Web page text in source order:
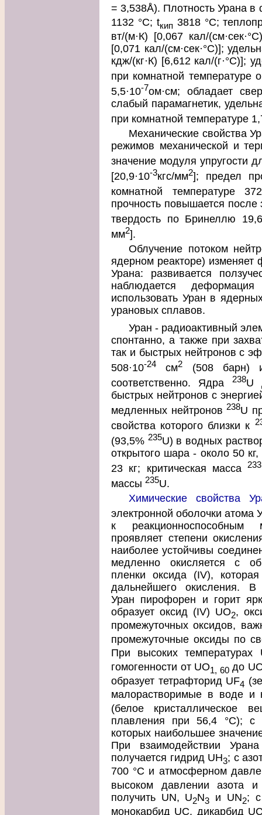
= 3,538Å). Плотность Урана
1132 °С; tкип 3818 °С;
вт/(м·К) [0,067 кал/
[0,071 кал/(см·сек·°С)];
кдж/(кг·К) [6,612 кал/(г·°С)];
при комнатной температуре
5,5·10-7ом·см; обладает
слабый парамагнетик,
при комнатной температуре
Механические свойства
режимов механической и
значение модуля упругости
[20,9·10-3кгс/мм2]; предел
комнатной температуре
прочность повышается
твердость по Бринеллю
мм2].
Облучение потоком
ядерном реакторе) изменяет
Урана: развивается
наблюдается
использовать Уран в
урановых сплавов.
Уран - радиоактивный
спонтанно, а также при
так и быстрых нейтронов с
508·10-24 см2
(508 барн)
соответственно. Ядра
238U
быстрых нейтронов с
медленных нейтронов 238U
свойства которого близки к
(93,5% 235U) в водных
открытого шара - около 50
23 кг; критическая масса233
массы 235U.
Химические свойства
электронной оболочки атома
к
проявляет степени
наиболее устойчивы
медленно окисляется с
пленки оксида (IV),
дальнейшего окисления. В
Уран пирофорен и горит
образует оксид (IV) UO2,
промежуточных оксидов,
промежуточные оксиды по
При высоких температуpax
гомогенности от UO1, 60до
образует тетрафторид UF4
малорастворимые в воде и
(белое кристаллическое
плавления при 56,4 °С); с
которых наибольшее
При взаимодействии
получается гидрид UH3; с
700 °С и атмосферном
высоком давлении азота
получить UN, U2N3 и UN2; с
монокарбид UC, дикарбид